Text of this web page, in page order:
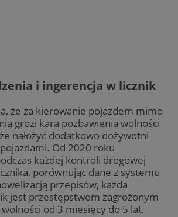
i ingerencja w licznik
że za kierowanie pojazdem mimo
grozi kara pozbawienia wolności
nałożyć dodatkowo dożywotni
Od 2020 roku
każdej kontroli drogowej
porównując dane z systemu
przepisów, każda
jest przestępstwem zagrożonym
od 3 miesięcy do 5 lat.